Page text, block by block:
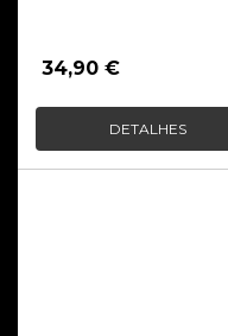
34,90 €
DETALHES